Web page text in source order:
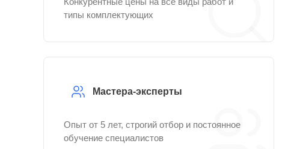
типы комплектующих
Мастера-эксперты
Опыт от 5 лет, строгий отбор и постоянное
обучение специалистов